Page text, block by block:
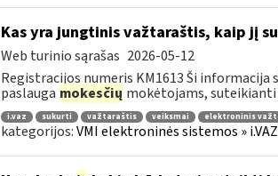
Kas yra jungtinis važtaraštis, kaip jį
Web turinio sąrašas 2026-05-12
Registracijos numeris KM1613 Ši
paslauga mokesčių mokėtojams, suteikianti
i.vaz sukurti važtaraštis veiksmai elektroninis
kategorijos:VMI elektroninės sistemos » i.VAZ